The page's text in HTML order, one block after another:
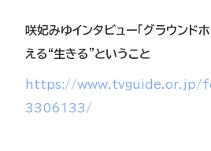
咲妃みゆインタビュー「グラウンド
える“生きる”ということ
https://www.tvguide.or.jp/
3306133/